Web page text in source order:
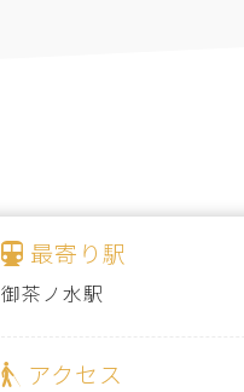
最寄り駅
御茶ノ水駅
アクセス